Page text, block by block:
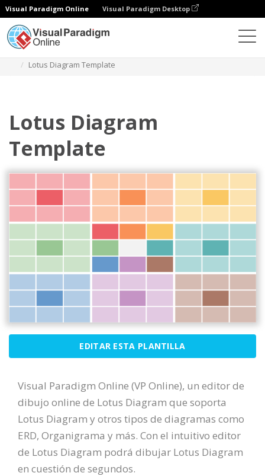
Visual Paradigm Online Visual Paradigm Desktop
Lotus Diagram Template
Lotus Diagram
Template
EDITAR ESTA PLANTILLA
Visual Paradigm Online (VP Online), un editor de
dibujo online de Lotus Diagram que soporta
Lotus Diagram y otros tipos de diagramas como
ERD, Organigrama y más. Con el intuitivo editor
de Lotus Diagram podrá dibujar Lotus Diagram
en cuestión de segundos.